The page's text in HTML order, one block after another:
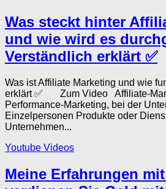
Was steckt hinter
und wie wird es
Verständlich erklärt ✅
Was ist Affiliate Marketing und wie
erklärt ✅ Zum Video Affiliate-
Performance-Marketing, bei der
Einzelpersonen Produkte oder
Unternehmen...
Youtube Videos
Meine Erfahrungen